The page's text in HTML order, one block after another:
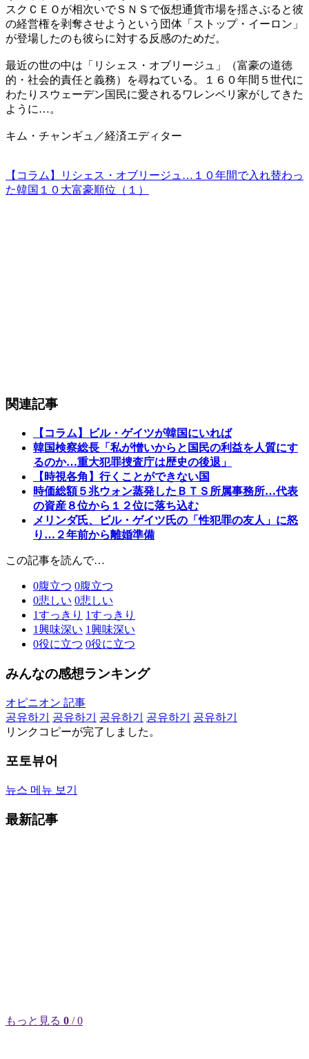
スクＣＥＯが相次いでＳＮＳで仮想通貨市場を揺さぶると彼
の経営権を剥奪させようという団体「ストップ・イーロン」
が登場したのも彼らに対する反感のためだ。
最近の世の中は「リシェス・オブリージュ」（富豪の道徳
的・社会的責任と義務）を尋ねている。１６０年間５世代に
わたりスウェーデン国民に愛されるワレンベリ家がしてきた
ように…。
キム・チャンギュ／経済エディター
【コラム】リシェス・オブリージュ…１０年間で入れ替わっ
た韓国１０大富豪順位（１）
関連記事
【コラム】ビル・ゲイツが韓国にいれば
韓国検察総長「私が憎いからと国民の利益を人質にす
るのか…重大犯罪捜査庁は歴史の後退」
【時視各角】行くことができない国
時価総額５兆ウォン蒸発したＢＴＳ所属事務所…代表
の資産８位から１２位に落ち込む
メリンダ氏、ビル・ゲイツ氏の「性犯罪の友人」に怒
り…２年前から離婚準備
この記事を読んで…
0腹立つ 0腹立つ
0悲しい 0悲しい
1すっきり 1すっきり
1興味深い 1興味深い
0役に立つ 0役に立つ
みんなの感想ランキング
オピニオン 記事
공유하기
공유하기 공유하기 공유하기
공유하기
リンクコピーが完了しました。
포토뷰어
뉴스 메뉴 보기
最新記事
もっと見る 0 / 0